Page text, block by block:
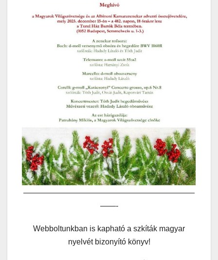
——————————————————————
——-
Webboltunkban is kapható a szkíták magyar
nyelvét bizonyító könyv!